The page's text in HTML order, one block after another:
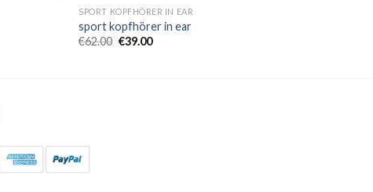
SPORT KOPFHÖRER IN EAR
sport kopfhörer in ear
€62.00 €39.00